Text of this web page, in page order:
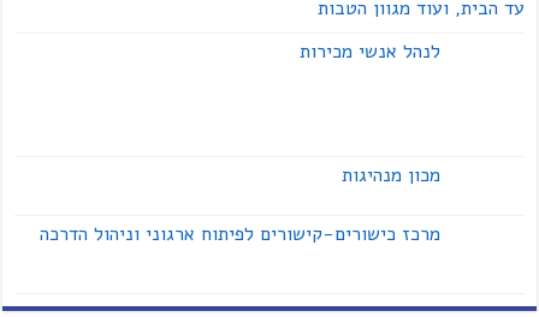
עד הבית, ועוד מגוון הטבות
לנהל אנשי מכירות
מכון מנהיגות
מרכז כישורים-קישורים לפיתוח ארגוני וניהול הדרכה